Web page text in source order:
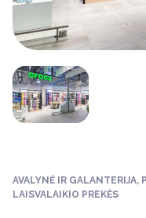
AVALYNĖ IR GALANTERIJA,
LAISVALAIKIO PREKĖS